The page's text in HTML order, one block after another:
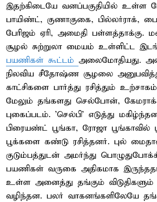
இதற்கிடையே வனப்பகுதியில் உள்ள
பாயிண்ட், குணாகுகை, பில்லர்ராக்,
பேரிஜம் ஏரி, அமைதி பள்ளத்தாக்கு.
சூழல் சுற்றுலா மையம் உள்ளிட்ட
பயணிகள் கூட்டம் அலைமோதியது.
நிலவிய சீதோஷ்ண சூழலை
காட்சிகளை பார்த்து ரசித்தும்
மேலும் தங்களது செல்போன்,
புகைப்படம். 'செல்பி' எடுத்து
பிரையண்ட் பூங்கா, ரோஜா பூங்காவில்
பூக்களை கண்டு ரசித்தனர். புல்
குடும்பத்துடன் அமர்ந்து
பயணிகள் வருகை அதிகமாக
உள்ள அனைத்து தங்கும் விடுதிகளும்
வழிந்தன. பலர் வாகனங்களிலேயே